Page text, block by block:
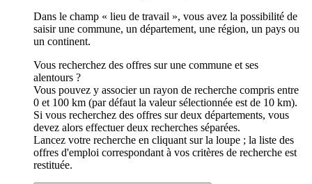
Dans le champ « lieu de travail », vous avez la possibilité de
saisir une commune, un département, une région, un pays ou
un continent.
Vous recherchez des offres sur une commune et ses
alentours ?
Vous pouvez y associer un rayon de recherche compris entre
0 et 100 km (par défaut la valeur sélectionnée est de 10 km).
Si vous recherchez des offres sur deux départements, vous
devez alors effectuer deux recherches séparées.
Lancez votre recherche en cliquant sur la loupe ; la liste des
offres d'emploi correspondant à vos critères de recherche est
restituée.